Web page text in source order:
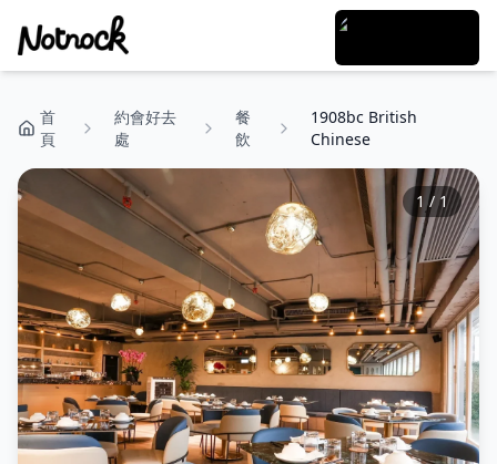
首
頁
約會好去
處
餐
飲
1908bc British
Chinese
1 /1